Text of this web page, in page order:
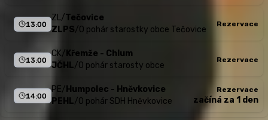
13:00
ZL/Tečovice
ZLPS/O pohár starostky obce Tečovice
Rezervace
13:00
CK/ Křemže - Chlum
JČHL/O pohár starosty obce
Rezervace
14:00
PE/ Humpolec - Hněvkovice
PEHL/O pohár SDH Hněvkovice
Rezervace
začíná za 1 den